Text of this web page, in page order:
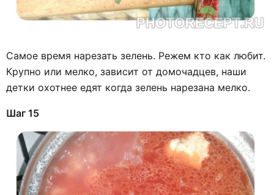
Самое время нарезать зелень. Режем кто как любит.
Крупно или мелко, зависит от домочадцев, наши
детки охотнее едят когда зелень нарезана мелко.
Шаг 15